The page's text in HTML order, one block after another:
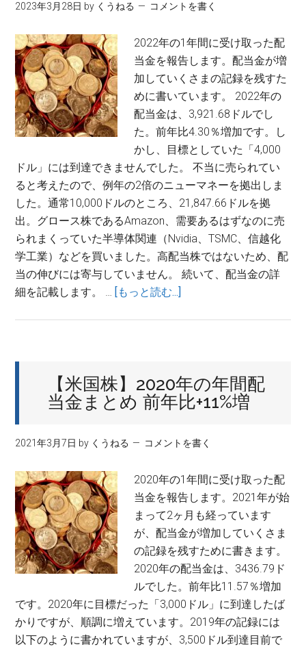
の
2023年3月28日 by くうねる コメントを書く
2022年の1年間に受け取った配
当金を報告します。配当金が増
加していくさまの記録を残すた
めに書いています。 2022年の
配当金は、3,921.68ドルでし
た。前年比4.30％増加です。し
かし、目標としていた「4,000
ドル」には到達できませんでした。 不当に売られてい
ると考えたので、例年の2倍のニューマネーを拠出しま
した。通常10,000ドルのところ、21,847.66ドルを拠
出。グロース株であるAmazon、需要あるはずなのに売
られまくっていた半導体関連（Nvidia、TSMC、信越化
学工業）などを買いました。高配当株ではないため、配
当の伸びには寄与していません。 続いて、配当金の詳
細を記載します。 … [もっと読む...]
年
の
配
金
ま
と
め
前
年
比
+4.3%
増
【米国株】2020年の年間配
当金まとめ 前年比+11%増
2021年3月7日 by くうねる コメントを書く
2020年の1年間に受け取った配
当金を報告します。2021年が始
まって2ヶ月も経っています
が、配当金が増加していくさま
の記録を残すために書きます。
2020年の配当金は、3436.79ド
ルでした。前年比11.57％増加
です。2020年に目標だった「3,000ドル」に到達したば
かりですが、順調に増えています。2019年の記録には
以下のように書かれていますが、3,500ドル到達目前で